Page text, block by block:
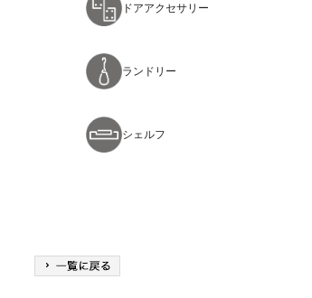
ドアアクセサリー
ランドリー
シェルフ